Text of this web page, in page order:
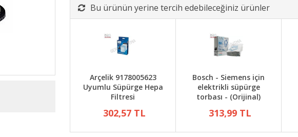
Bu ürünün yerine tercih edebileceğiniz ürünler
Arçelik 9178005623
Uyumlu Süpürge Hepa
Filtresi
302,57 TL
Bosch - Siemens için
elektrikli süpürge
torbası - (Orijinal)
313,99 TL